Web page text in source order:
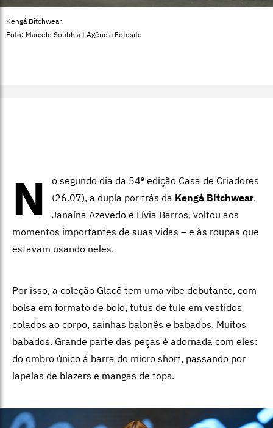
Kengá Bitchwear.
Foto: Marcelo Soubhia | Agência Fotosite
N
o segundo dia da 54ª edição Casa de Criadores
(26.07), a dupla por trás da Kengá Bitchwear,
Janaína Azevedo e Lívia Barros, voltou aos
momentos importantes de suas vidas – e às roupas que
estavam usando neles.
Por isso, a coleção Glacê tem uma vibe debutante, com
bolsa em formato de bolo, tutus de tule em vestidos
colados ao corpo, sainhas balonês e babados. Muitos
babados. Grande parte das peças é adornada com eles:
do ombro único à barra do micro short, passando por
lapelas de blazers e mangas de tops.